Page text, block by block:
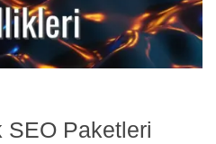
SEO Paketleri